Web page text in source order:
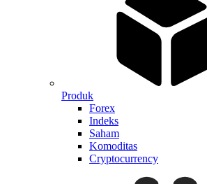
Produk
Forex
Indeks
Saham
Komoditas
Cryptocurrency